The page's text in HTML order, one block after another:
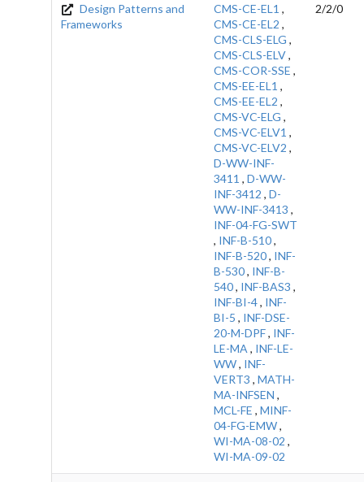
Design Patterns and
Frameworks
CMS-CE-EL1 ,
CMS-CE-EL2 ,
CMS-CLS-ELG ,
CMS-CLS-ELV,
CMS-COR-SSE ,
CMS-EE-EL1 ,
CMS-EE-EL2 ,
CMS-VC-ELG ,
CMS-VC-ELV1 ,
CMS-VC-ELV2 ,
D-WW-INF-
3411 , D-WW-
INF-3412 , D-
WW-INF-3413 ,
INF-04-FG-SWT
, INF-B-510,
INF-B-520, INF-
B-530, INF-B-
540, INF-BAS3 ,
INF-BI-4, INF-
BI-5 , INF-DSE-
20-M-DPF, INF-
LE-MA , INF-LE-
WW, INF-
VERT3 , MATH-
MA-INFSEN ,
MCL-FE , MINF-
04-FG-EMW,
WI-MA-08-02 ,
WI-MA-09-02
2/2/0